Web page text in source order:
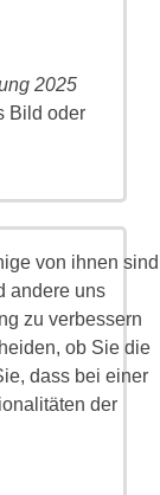
2025
Bild oder
von ihnen sind
andere uns
zu verbessern
ob Sie die
dass bei einer
der